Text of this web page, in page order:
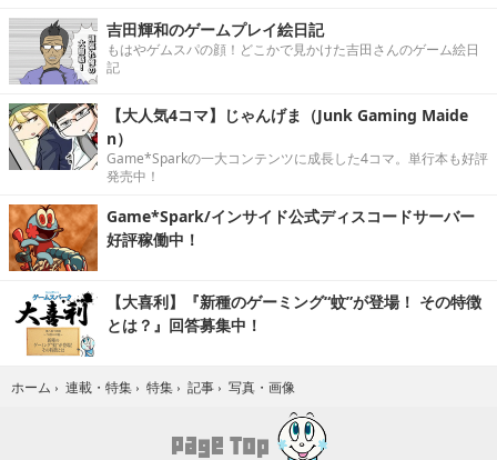
吉田輝和のゲームプレイ絵日記
もはやゲムスパの顔！どこかで見かけた吉田さんのゲーム絵日
記
【大人気4コマ】じゃんげま（Junk Gaming Maide
n）
Game*Sparkの一大コンテンツに成長した4コマ。単行本も好評
発売中！
Game*Spark/インサイド公式ディスコードサーバー
好評稼働中！
【大喜利】『新種のゲーミング“蚊”が登場！ その特徴
とは？』回答募集中！
ホーム › 連載・特集 › 特集 › 記事 › 写真・画像